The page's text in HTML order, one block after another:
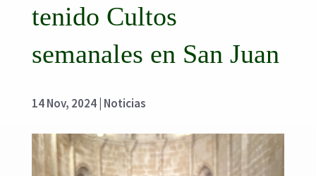
tenido Cultos
semanales en San Juan
14 Nov, 2024| Noticias